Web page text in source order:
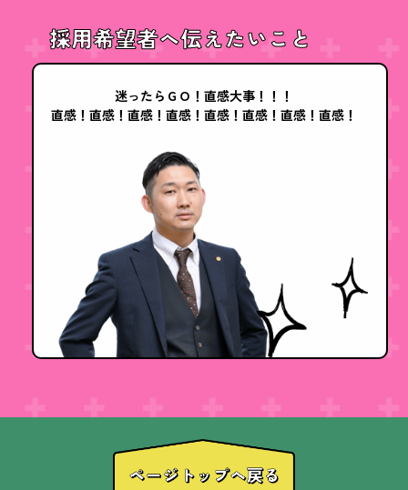
採用希望者へ伝えたいこと
迷ったらＧＯ！直感大事！！！
直感！直感！直感！直感！直感！直感！直感！直感！